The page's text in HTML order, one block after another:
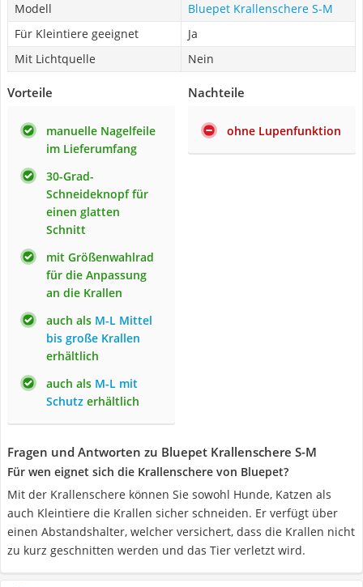
Modell
Bluepet Krallenschere S-M
Für Kleintiere geeignet
Ja
Mit Lichtquelle
Nein
Vorteile
manuelle Nagelfeile
im Lieferumfang
30-Grad-
Schneideknopf für
einen glatten
Schnitt
mit Größenwahlrad
für die Anpassung
an die Krallen
auch als M-L Mittel
bis große Krallen
erhältlich
auch als M-L mit
Schutz erhältlich
Nachteile
ohne Lupenfunktion
Fragen und Antworten zu Bluepet Krallenschere S-M
Für wen eignet sich die Krallenschere von Bluepet?
Mit der Krallenschere können Sie sowohl Hunde, Katzen als
auch Kleintiere die Krallen sicher schneiden. Er verfügt über
einen Abstandshalter, welcher versichert, dass die Krallen nicht
zu kurz geschnitten werden und das Tier verletzt wird.